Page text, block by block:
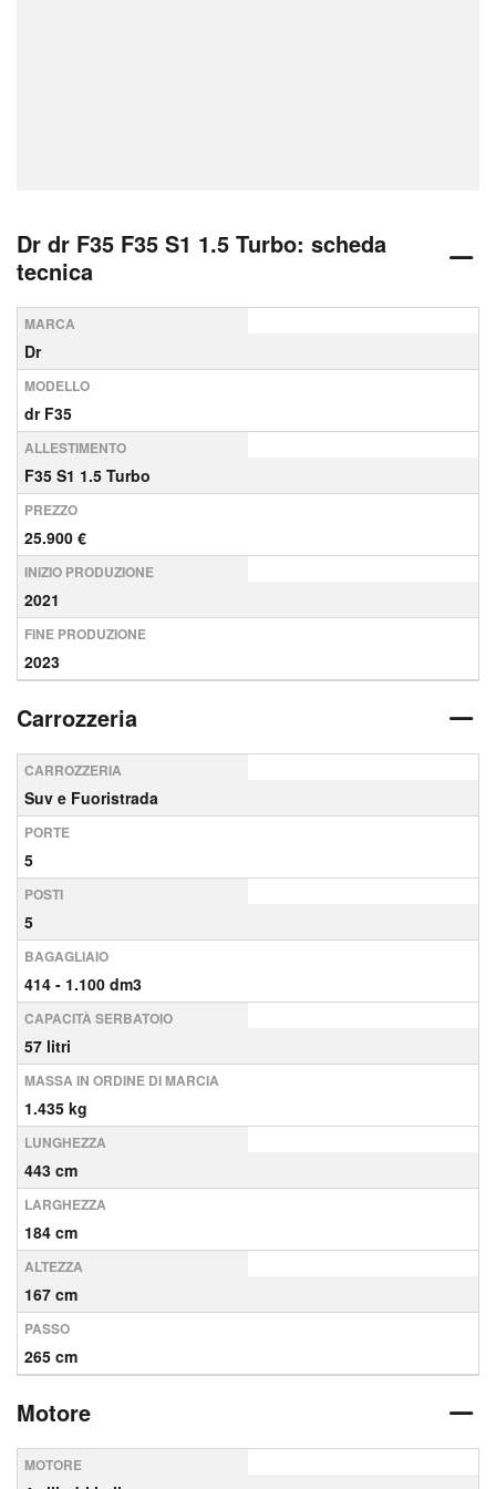
Dr dr F35 F35 S1 1.5 Turbo: scheda
tecnica
MARCA
Dr
MODELLO
dr F35
ALLESTIMENTO
F35 S1 1.5 Turbo
PREZZO
25.900 €
INIZIO PRODUZIONE
2021
FINE PRODUZIONE
2023
Carrozzeria
CARROZZERIA
Suv e Fuoristrada
PORTE
5
POSTI
5
BAGAGLIAIO
414 - 1.100 dm3
CAPACITÀ SERBATOIO
57 litri
MASSA IN ORDINE DI MARCIA
1.435 kg
LUNGHEZZA
443 cm
LARGHEZZA
184 cm
ALTEZZA
167 cm
PASSO
265 cm
Motore
MOTORE